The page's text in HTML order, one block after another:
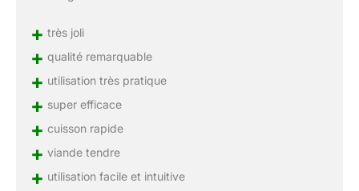
+ très joli
+ qualité remarquable
+ utilisation très pratique
+ super efficace
+ cuisson rapide
+ viande tendre
+ utilisation facile et intuitive